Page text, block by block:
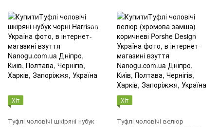
Хіт
Туфлі чоловічі шкіряні нубук
Хіт
Туфлі чоловічі велюр